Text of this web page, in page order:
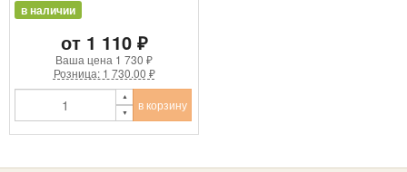
в наличии
от 1 110 ₽
Ваша цена 1 730 ₽
Розница: 1 730.00 ₽
в корзину